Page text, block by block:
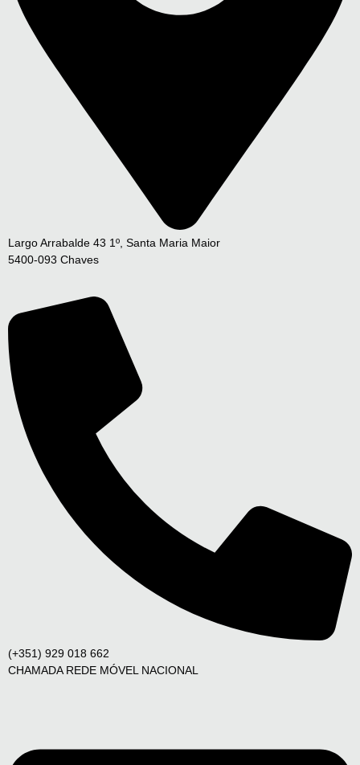
Largo Arrabalde 43 1º, Santa Maria Maior
5400-093 Chaves
(+351) 929 018 662
CHAMADA REDE MÓVEL NACIONAL